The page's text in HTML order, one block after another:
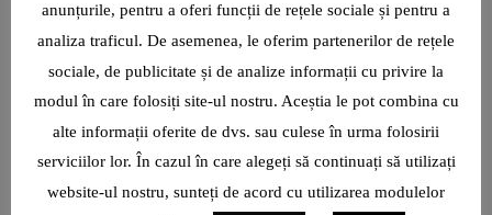
anunțurile, pentru a oferi funcții de rețele sociale și pentru a
analiza traficul. De asemenea, le oferim partenerilor de rețele
sociale, de publicitate și de analize informații cu privire la
modul în care folosiți site-ul nostru. Aceștia le pot combina cu
alte informații oferite de dvs. sau culese în urma folosirii
serviciilor lor. În cazul în care alegeți să continuați să utilizați
website-ul nostru, sunteți de acord cu utilizarea modulelor